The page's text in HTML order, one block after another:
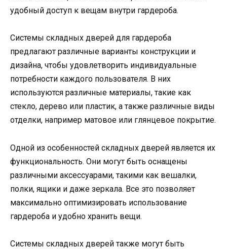
удобный доступ к вещам внутри гардероба.
Системы складных дверей для гардероба
предлагают различные варианты конструкции и
дизайна, чтобы удовлетворить индивидуальные
потребности каждого пользователя. В них
используются различные материалы, такие как
стекло, дерево или пластик, а также различные виды
отделки, например матовое или глянцевое покрытие.
Одной из особенностей складных дверей является их
функциональность. Они могут быть оснащены
различными аксессуарами, такими как вешалки,
полки, ящики и даже зеркала. Все это позволяет
максимально оптимизировать использование
гардероба и удобно хранить вещи.
Системы складных дверей также могут быть